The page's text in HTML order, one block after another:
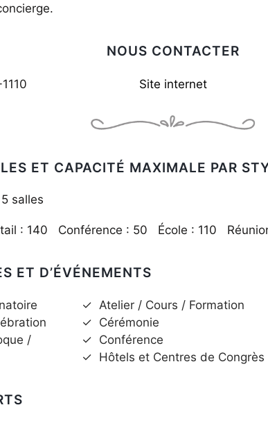
NOUS CONTACTER
Site internet
ET CAPACITÉ MAXIMALE PAR
salles
: 140 Conférence : 50 École : 110
ET D’ÉVÉNEMENTS
/
✓ Atelier / Cours / Formation
✓ Cérémonie
✓ Conférence
✓ Hôtels et Centres de Congrès